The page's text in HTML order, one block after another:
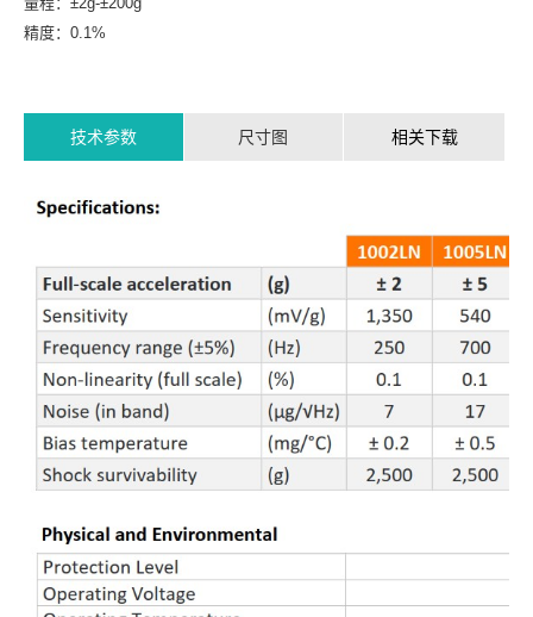
精度：0.1%
技术参数 尺寸图 相关下载